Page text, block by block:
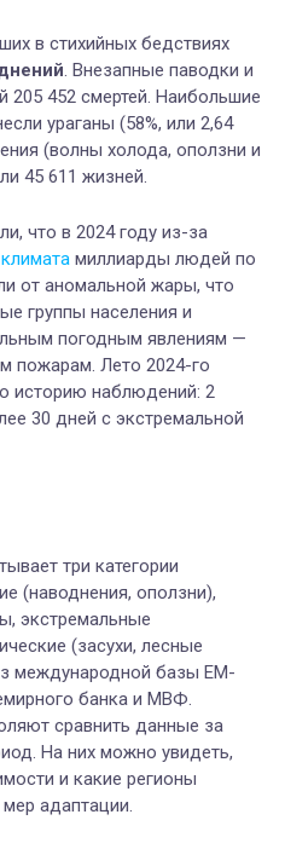
в стихийных бедствиях
. Внезапные паводки и
205 452 смертей. Наибольшие
ураганы (58%, или 2,64
(волны холода, оползни и
45 611 жизней.
что в 2024 году из-за
миллиарды людей по
от аномальной жары, что
группы населения и
погодным явлениям —
пожарам. Лето 2024-го
историю наблюдений: 2
30 дней с экстремальной
три категории
(наводнения, оползни),
экстремальные
(засухи, лесные
международной базы EM-
банка и МВФ.
сравнить данные за
На них можно увидеть,
и какие регионы
адаптации.